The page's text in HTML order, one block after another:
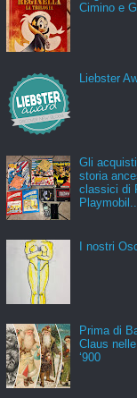
Cimino e
Liebster
Gli
storia
classici di
I nostri
Prima di
Claus
‘900